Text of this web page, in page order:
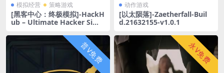
模拟经营 策略游戏
[黑客中心：终极模拟]-HackH
ub – Ultimate Hacker Simu
动作游戏
[以太陨落]-Zaetherfall-Buil
d.21632155-v1.0.1
普V免费 永V免费